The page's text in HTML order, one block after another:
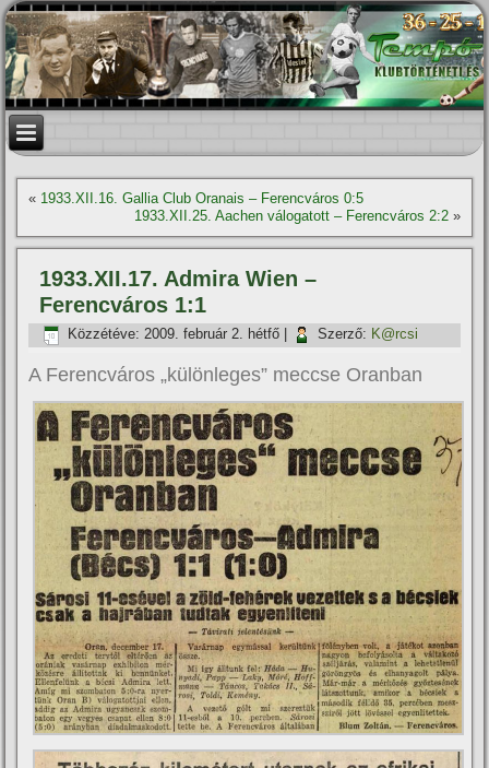
« 1933.XII.16. Gallia Club Oranais – Ferencváros 0:5
1933.XII.25. Aachen válogatott – Ferencváros 2:2»
1933.XII.17. Admira Wien –
Ferencváros 1:1
Közzétéve: 2009. február 2. hétfő Szerző: K@rcsi
A Ferencváros „különleges” meccse Oranban